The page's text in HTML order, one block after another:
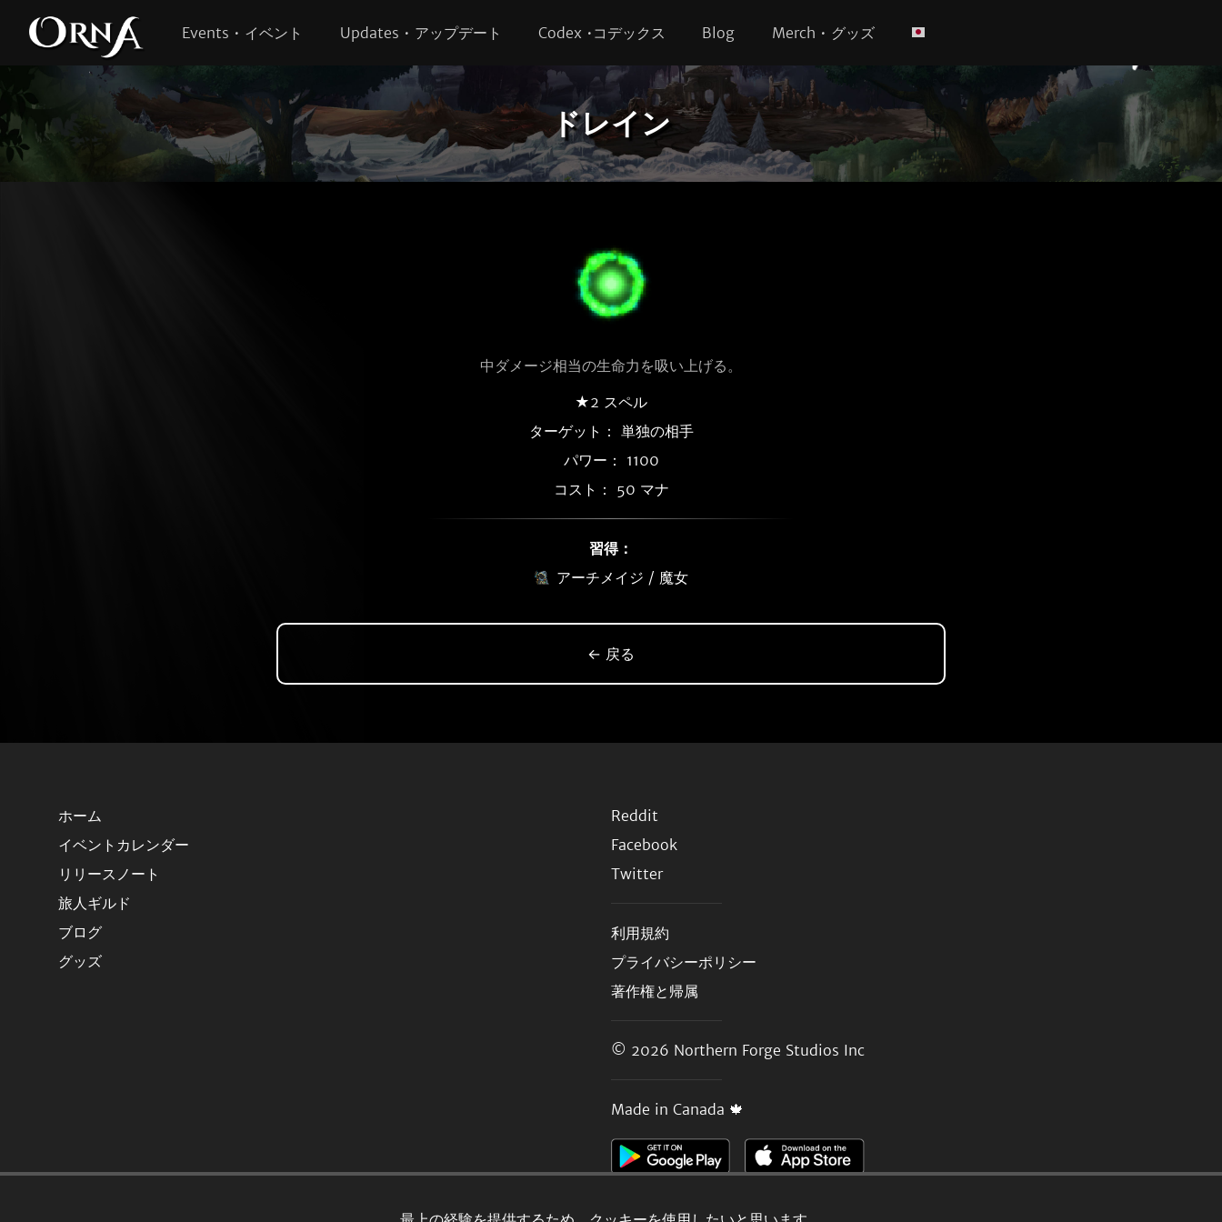
Events • イベント Updates • アップデート Codex •コデックス Blog Merch • グッズ
ドレイン
中ダメージ相当の生命力を吸い上げる。
★2 スペル
ターゲット： 単独の相手
パワー： 1100
コスト： 50 マナ
習得：
アーチメイジ / 魔女
← 戻る
ホーム
イベントカレンダー
リリースノート
旅人ギルド
ブログ
グッズ
Reddit
Facebook
Twitter
利用規約
プライバシーポリシー
著作権と帰属
© 2026 Northern Forge Studios Inc
Made in Canada 🍁